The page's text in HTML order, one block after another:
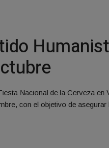
Nacional de la Cerveza
con el objetivo de